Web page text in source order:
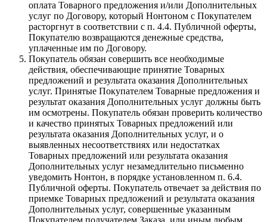
оплата Товарного предложения и/или Дополнительных
услуг по Договору, который Нонтоном с Покупателем
расторгнут в соответствии с п. 4.4. Публичной оферты,
Покупателю возвращаются денежные средства,
уплаченные им по Договору.
Покупатель обязан совершить все необходимые
действия, обеспечивающие принятие Товарных
предложений и результата оказания Дополнительных
услуг. Принятые Покупателем Товарные предложения и
результат оказания Дополнительных услуг должны быть
им осмотрены. Покупатель обязан проверить количество
и качество принятых Товарных предложений или
результата оказания Дополнительных услуг, и о
выявленных несоответствиях или недостатках
Товарных предложений или результата оказания
Дополнительных услуг незамедлительно письменно
уведомить Нонтон, в порядке установленном п. 6.4.
Публичной оферты. Покупатель отвечает за действия по
приемке Товарных предложений и результата оказания
Дополнительных услуг, совершенные указанным
Покупателем получателем Заказа, или иным любым